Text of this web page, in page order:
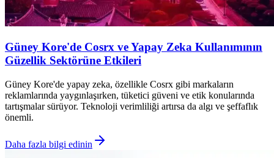
Güney Kore'de Cosrx ve Yapay Zeka Kullanımının
Güzellik Sektörüne Etkileri
Güney Kore'de yapay zeka, özellikle Cosrx gibi markaların
reklamlarında yaygınlaşırken, tüketici güveni ve etik konularında
tartışmalar sürüyor. Teknoloji verimliliği artırsa da algı ve şeffaflık
önemli.
Daha fazla bilgi edinin